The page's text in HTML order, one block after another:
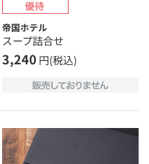
帝国ホテル
スープ詰合せ
3,240 円(税込)